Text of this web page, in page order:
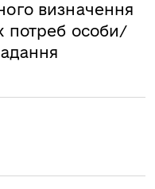
визначення
потреб особи/